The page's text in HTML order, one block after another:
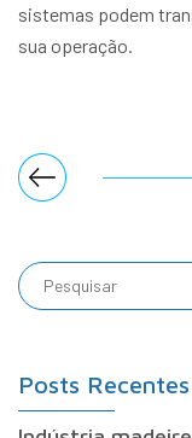
sistemas podem
sua operação.
Posts Recentes